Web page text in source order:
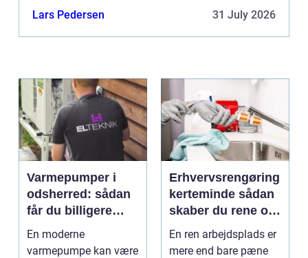
udføre dit malerarbej...
Lars Pedersen 31 July 2026
Varmepumper i
odsherred: sådan
får du billigere
varme og et bedre
En moderne
varmepumpe kan være
Erhvervsrengøring
kerteminde sådan
skaber du rene og
trygge rammer på
arbejdspladsen
En ren arbejdsplads er
mere end bare pæne